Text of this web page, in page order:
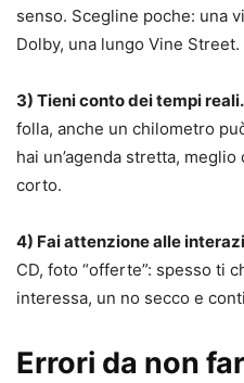
senso. Scegline poche: una
Dolby, una lungo Vine Street.
3) Tieni conto dei tempi reali.
folla, anche un chilometro
hai un’agenda stretta,
corto.
4) Fai attenzione alle
CD, foto “offerte”: spesso ti
interessa, un no secco e
Errori da non